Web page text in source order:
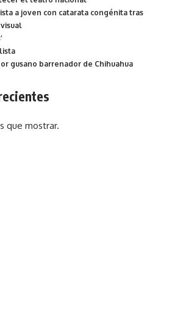
a joven con catarata congénita tras
gusano barrenador de Chihuahua
que mostrar.